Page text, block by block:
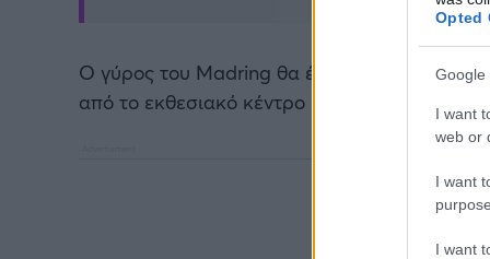
Opted
Google
I want
web or
I want
I want
Ο γύρος του Madring θα έχει μήκος 5,4
από το εκθεσιακό κέντρο IFEMA, το οποίο